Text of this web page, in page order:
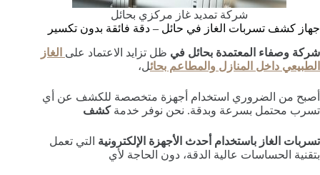
شركة تمديد غاز مركزي بحائل
جهاز كشف تسربات الغاز في حائل – دقة فائقة بدون تكسير
شركة وصفاء المعتمدة بحائل في ظل تزايد الاعتماد على الغاز
الطبيعي داخل المنازل والمطاعم بحائل،
أصبح من الضروري استخدام أجهزة متخصصة للكشف عن أي
تسرب محتمل بسرعة وبدقة. نحن نوفر خدمةكشف
تسربات الغاز باستخدام أحدث الأجهزة الإلكترونية التي تعمل
بتقنية الحساسات عالية الدقة، دون الحاجة لأي